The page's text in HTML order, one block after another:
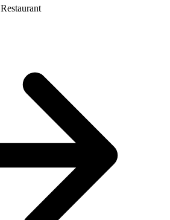
Restaurant